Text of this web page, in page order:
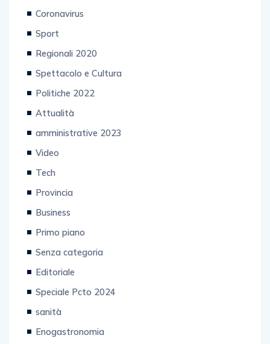
Coronavirus
Sport
Regionali 2020
Spettacolo e Cultura
Politiche 2022
Attualità
amministrative 2023
Video
Tech
Provincia
Business
Primo piano
Senza categoria
Editoriale
Speciale Pcto 2024
sanità
Enogastronomia